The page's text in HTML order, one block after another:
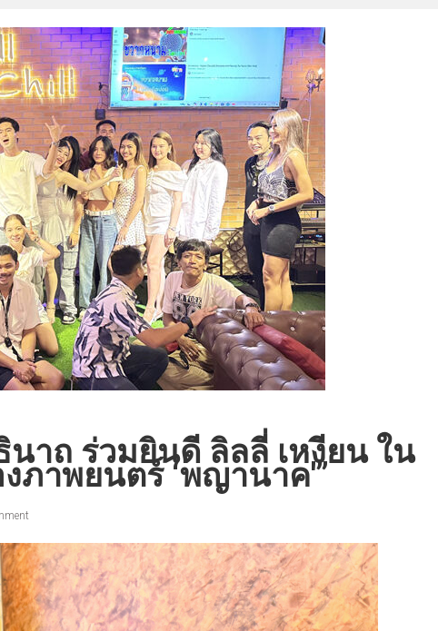
าถ ร่วมยินดี ลิลลี่ เหงียน ใน
ภาพยนตร์ ‘พญานาค'”